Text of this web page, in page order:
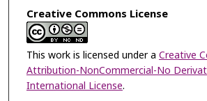
Creative Commons License
This work is licensed under a Creative
Attribution-NonCommercial-No
International License.